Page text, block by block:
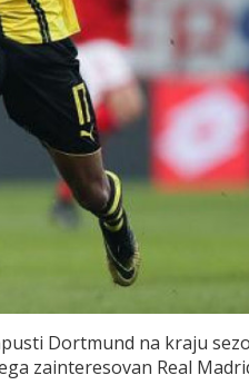
Dortmund na kraju
zainteresovan Real